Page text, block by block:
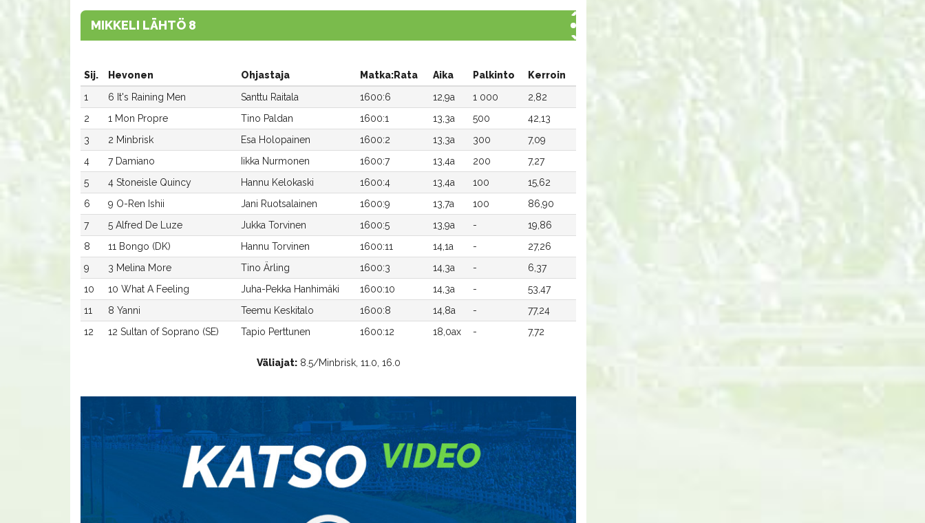
MIKKELI LÄHTÖ 8
Sij. Hevonen Ohjastaja Matka:Rata Aika Palkinto
Kerroin
1
6 It's Raining Men Santtu Raitala 1600:6 12,9a 1 000
2,82
2
1 Mon Propre Tino Paldan 1600:1 13,3a 500
42,13
3
2 Minbrisk Esa Holopainen 1600:2 13,3a 300
7,09
4
7 Damiano Iikka Nurmonen 1600:7 13,4a 200
7,27
5
4 Stoneisle Quincy Hannu Kelokaski 1600:4 13,4a 100
15,62
6
9 O-Ren Ishii Jani Ruotsalainen 1600:9 13,7a 100
86,90
7
5 Alfred De Luze Jukka Torvinen 1600:5 13,9a -
19,86
8
11 Bongo (DK) Hannu Torvinen 1600:11 14,1a -
27,26
9
3 Melina More Tino Ärling 1600:3 14,3a -
6,37
10
10 What A Feeling Juha-Pekka Hanhimäki 1600:10 14,3a -
53,47
11
8 Yanni Teemu Keskitalo 1600:8 14,8a -
77,24
12
12 Sultan of Soprano (SE) Tapio Perttunen 1600:12 18,0ax - 7,72
Väliajat:8.5/Minbrisk, 11.0, 16.0